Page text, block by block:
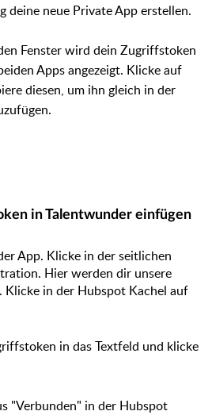
deine neue Private App erstellen.
Fenster wird dein Zugriffstoken
Apps angezeigt. Klicke auf
diesen, um ihn gleich in der
in Talentwunder einfügen
App. Klicke in der seitlichen
Hier werden dir unsere
Klicke in der Hubspot Kachel auf
in das Textfeld und klicke
"Verbunden" in der Hubspot